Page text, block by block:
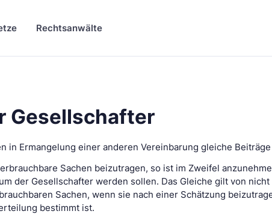
Rechtsanwälte
Gesellschafter
in Ermangelung einer anderen Vereinbarung gleiche
Sachen beizutragen, so ist im Zweifel
der Gesellschafter werden sollen. Das Gleiche gilt von nicht
Sachen, wenn sie nach einer Schätzung
bestimmt ist.